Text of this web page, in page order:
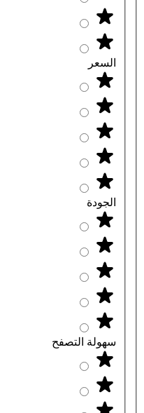
السعر
الجودة
سهولة التصفح